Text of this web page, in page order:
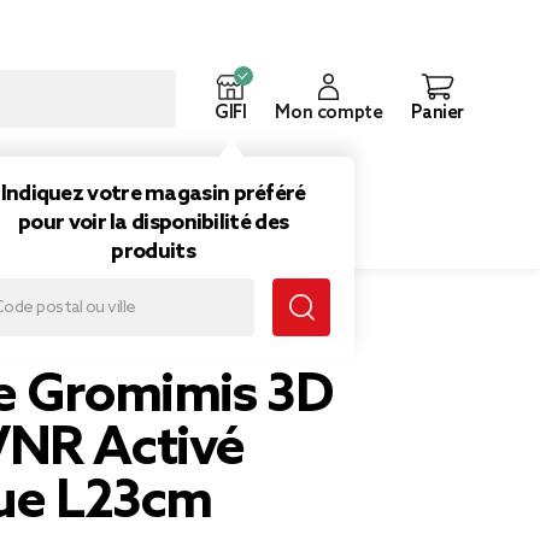
GIFI
Indiquez votre magasin préféré
pour voir la disponibilité des
produits
Mon compte Panier
VNR Activé plastique L23cm
Gromimis 3D
Activé
L23cm